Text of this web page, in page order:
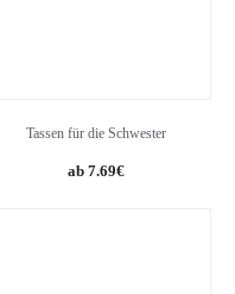
Tassen für die Schwester
Original
7.69€Current